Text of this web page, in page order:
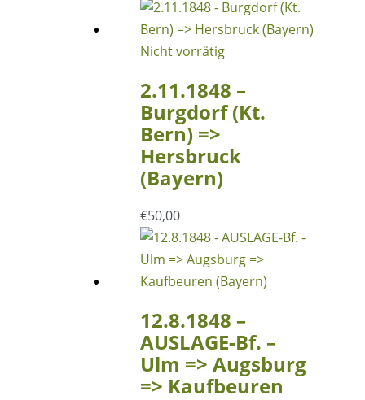
Nicht vorrätig
2.11.1848 –
Burgdorf (Kt.
Bern) =>
Hersbruck
(Bayern)
€50,00
12.8.1848 –
AUSLAGE-Bf. –
Ulm => Augsburg
=> Kaufbeuren